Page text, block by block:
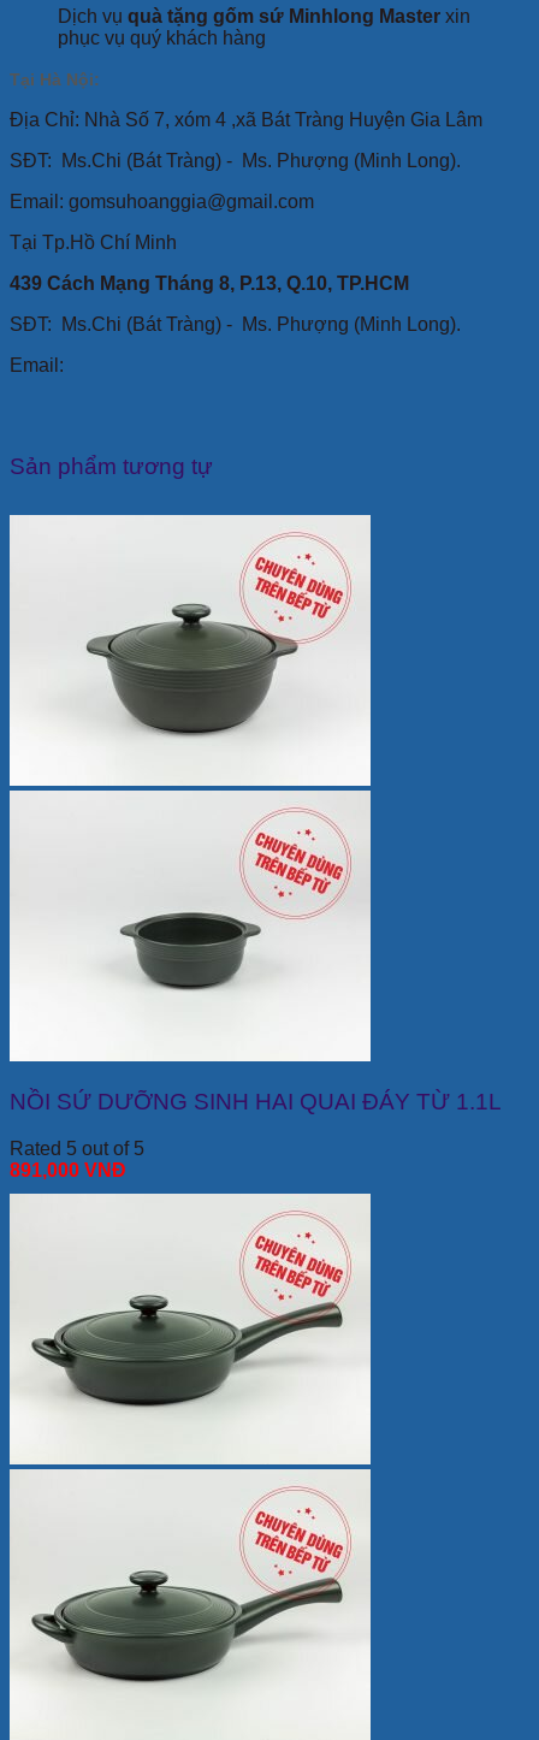
Dịch vụ quà tặng gốm sứ Minhlong Master xin
phục vụ quý khách hàng
Tại Hà Nội:
Địa Chỉ: Nhà Số 7, xóm 4 ,xã Bát Tràng Huyện Gia Lâm
SĐT:
Ms.Chi (Bát Tràng) - Ms. Phượng (Minh Long).
Email: gomsuhoanggia@gmail.com
Tại Tp.Hồ Chí Minh
439 Cách Mạng Tháng 8, P.13, Q.10, TP.HCM
SĐT: Ms.Chi (Bát Tràng) - Ms. Phượng (Minh Long).
Email:
Sản phẩm tương tự
NỒI SỨ DƯỠNG SINH HAI QUAI ĐÁY TỪ 1.1L
Rated 5 out of 5
891,000 VNĐ